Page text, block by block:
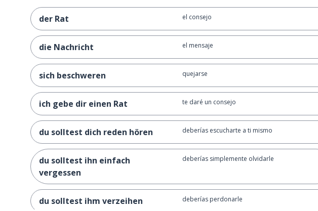
der Rat el consejo
die Nachricht el mensaje
sich beschweren quejarse
ich gebe dir einen Rat te daré un consejo
du solltest dich reden hören deberías escucharte a ti mismo
du solltest ihn einfach
vergessen
deberías simplemente olvidarle
du solltest ihm verzeihen deberías perdonarle